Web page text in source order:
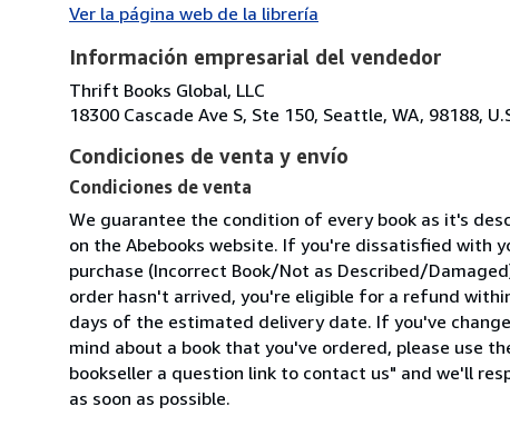
Ver la página web de la librería
Información empresarial del vendedor
Thrift Books Global, LLC
18300 Cascade Ave S, Ste 150, Seattle, WA, 98188,
Condiciones de venta y envío
Condiciones de venta
We guarantee the condition of every book as it's
on the Abebooks website. If you're dissatisfied with
purchase (Incorrect Book/Not as Described/
order hasn't arrived, you're eligible for a refund
days of the estimated delivery date. If you've
mind about a book that you've ordered, please use
bookseller a question link to contact us" and we'll
as soon as possible.